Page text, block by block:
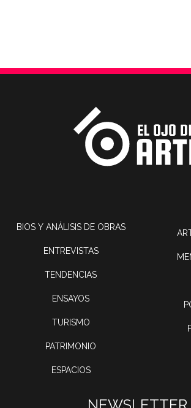
BIOS Y ANÁLISIS DE OBRAS
ENTREVISTAS
TENDENCIAS
ENSAYOS
TURISMO
PATRIMONIO
ESPACIOS